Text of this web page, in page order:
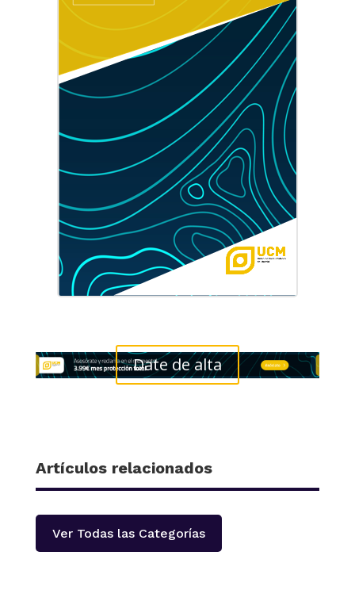
Date de alta
Artículos relacionados
Ver Todas las Categorías